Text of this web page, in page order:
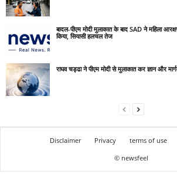
बादल-पीएम मोदी मुलाकात के बाद SAD ने महिला
किया, सियासी हलचल तेज
राघव चड्ढा ने पीएम मोदी से मुलाकात कर ज्ञान और
Disclaimer Privacy terms of use
© newsfeel